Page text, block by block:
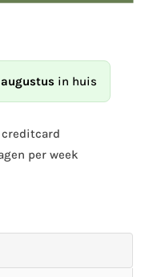
in huis
creditcard
per week